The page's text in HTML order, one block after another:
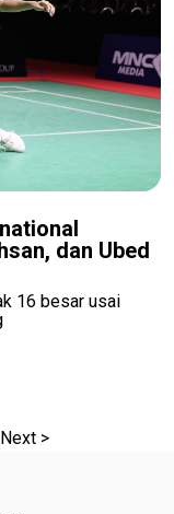
dan Ubed
16 besar usai
Next >